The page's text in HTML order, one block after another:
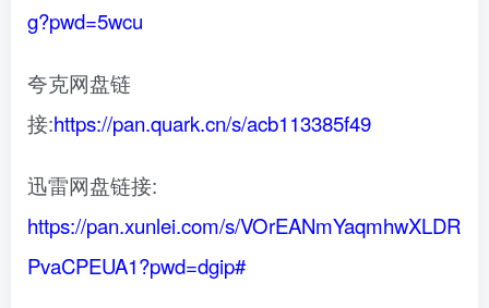
g?pwd=5wcu
夸克网盘链
接:https://pan.quark.cn/s/acb113385f49
迅雷网盘链接:
https://pan.xunlei.com/s/VOrEANmYaqmhwXLDR
PvaCPEUA1?pwd=dgip#